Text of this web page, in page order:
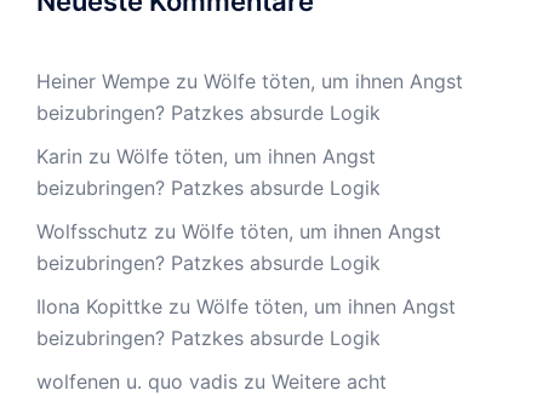
Heiner Wempe zu Wölfe töten, um ihnen Angst
beizubringen? Patzkes absurde Logik
Karin zu Wölfe töten, um ihnen Angst
beizubringen? Patzkes absurde Logik
Wolfsschutz zu Wölfe töten, um ihnen Angst
beizubringen? Patzkes absurde Logik
Ilona Kopittke zu Wölfe töten, um ihnen Angst
beizubringen? Patzkes absurde Logik
wolfenen u. quo vadis zu Weitere acht